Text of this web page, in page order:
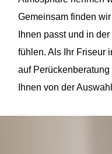
Gemeinsam finden
Ihnen passt und in
fühlen. Als Ihr Friseur
auf
Ihnen von der